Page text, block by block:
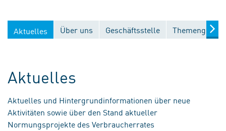
Aktuelles Über uns Geschäftsstelle
Aktuelles
Aktuelles und Hintergrundinformationen über neue
Aktivitäten sowie über den Stand aktueller
Normungsprojekte des Verbraucherrates